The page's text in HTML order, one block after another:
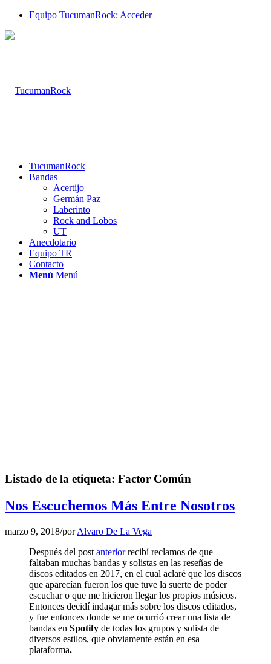
Equipo TucumanRock: Acceder
TucumanRock
Bandas
Acertijo
Germán Paz
Laberinto
Rock and Lobos
UT
Anecdotario
Equipo TR
Contacto
Menú Menú
Listado de la etiqueta: Factor Común
Nos Escuchemos Más Entre Nosotros
marzo 9, 2018/porAlvaro De La Vega
Después del post anteriorrecibí reclamos de que
faltaban muchas bandas y solistas en las reseñas de
discos editados en 2017, en el cual aclaré que los discos
que aparecían fueron los que tuve la suerte de poder
escuchar o que me hicieron llegar los propios músicos.
Entonces decidí indagar más sobre los discos editados,
y fue entonces donde se me ocurrió crear una lista de
bandas en Spotify de todas los grupos y solista de
diversos estilos, que obviamente están en esa
plataforma.